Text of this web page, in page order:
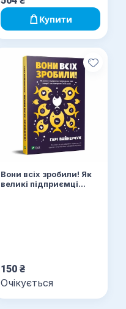
Купити
Вони всіх зробили! Як
великі підприємці
150 ₴
Очікується